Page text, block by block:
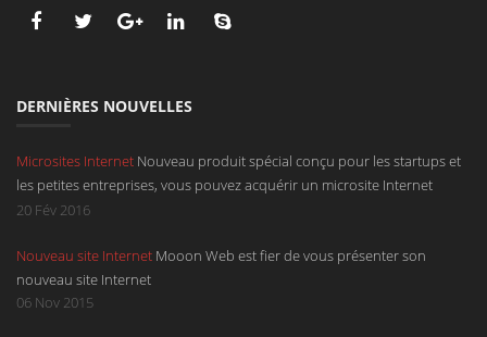
DERNIÈRES NOUVELLES
Microsites Internet Nouveau produit spécial conçu pour les startups et
les petites entreprises, vous pouvez acquérir un microsite Internet
d'une page déroulante avec un design à la hauteur de votre service.
.be, en .com, en .net ou en .eu et une boîte mail.
20 Fév 2016
Nouveau site Internet Mooon Web est fier de vous présenter son
nouveau site Internet
06 Nov 2015